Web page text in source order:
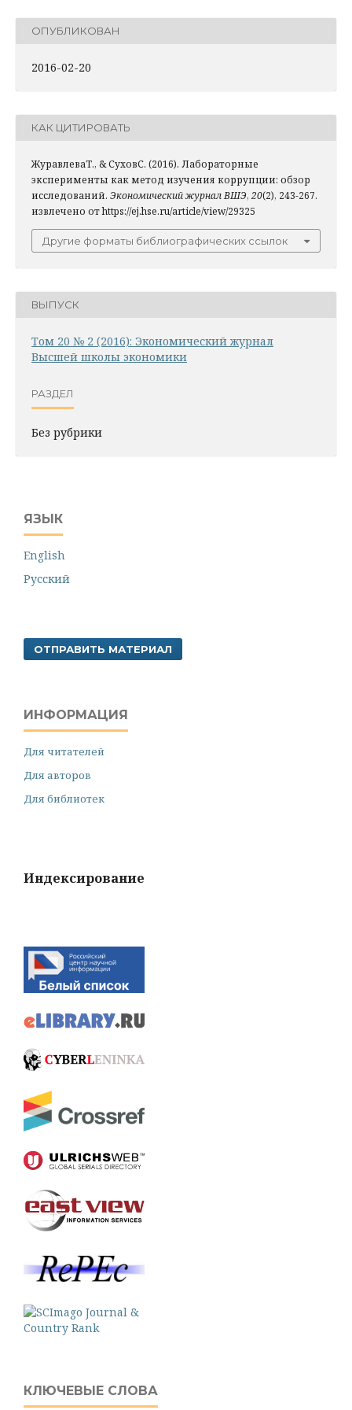
ОПУБЛИКОВАН
2016-02-20
КАК ЦИТИРОВАТЬ
ЖуравлеваТ., & СуховС. (2016). Лабораторные
эксперименты как метод изучения коррупции: обзор
исследований. Экономический журнал ВШЭ, 20(2), 243-267.
извлечено от https://ej.hse.ru/article/view/29325
Другие форматы библиографических ссылок
ВЫПУСК
Том 20 № 2 (2016): Экономический журнал
Высшей школы экономики
РАЗДЕЛ
Без рубрики
ЯЗЫК
English
Русский
ОТПРАВИТЬ МАТЕРИАЛ
ИНФОРМАЦИЯ
Для читателей
Для авторов
Для библиотек
Индексирование
КЛЮЧЕВЫЕ СЛОВА